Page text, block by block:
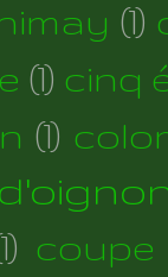
(1)
(1) cinq
(1)
coupe